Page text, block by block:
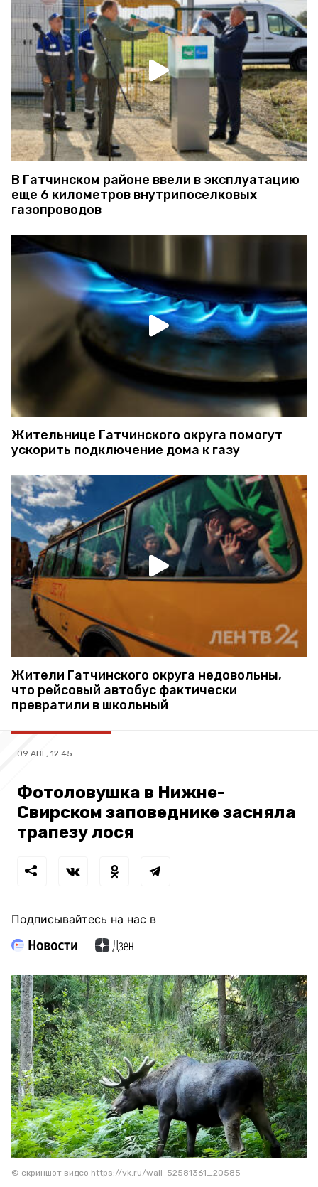
В Гатчинском районе ввели в эксплуатацию
еще 6 километров внутрипоселковых
газопроводов
Жительнице Гатчинского округа помогут
ускорить подключение дома к газу
Жители Гатчинского округа недовольны,
что рейсовый автобус фактически
превратили в школьный
09 АВГ, 12:45
Фотоловушка в Нижне-
Свирском заповеднике засняла
трапезу лося
Подписывайтесь на нас в
© скриншот видео https://vk.ru/wall-52581361_20585